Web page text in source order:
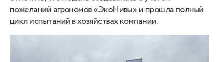
пожеланий агрономов «ЭкоНивы» и прошла полный
цикл испытаний в хозяйствах компании.